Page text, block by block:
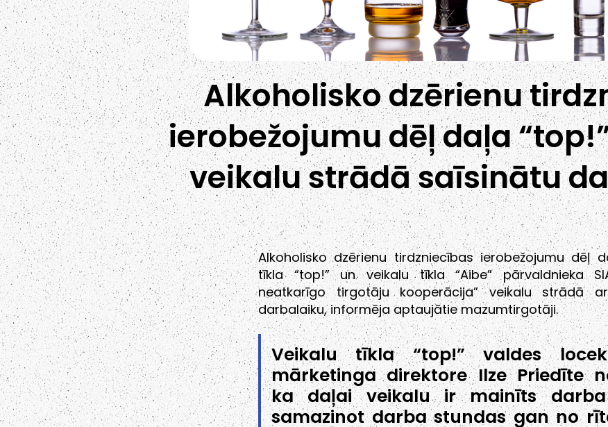
Alkoholisko dzērienu
ierobežojumu dēļ daļa
veikalu strādā saīsinātu
Alkoholisko dzērienu tirdzniecības ierobežojumu dēļ
tīkla “top!” un veikalu tīkla “Aibe” pārvaldnieka
neatkarīgo tirgotāju kooperācija” veikalu strādā
darbalaiku, informēja aptaujātie mazumtirgotāji.
Veikalu tīkla “top!” valdes
mārketinga direktore Ilze Priedīte
ka daļai veikalu ir mainīts
samazinot darba stundas gan no